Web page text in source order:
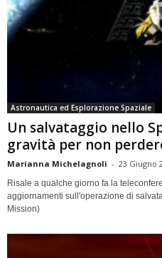
Astronautica ed Esplorazione Spaziale
Un salvataggio nello
gravità per non
Marianna Michelagnoli - 23 Giugno
Risale a qualche giorno fa la
aggiornamenti sull'operazione di
Mission)